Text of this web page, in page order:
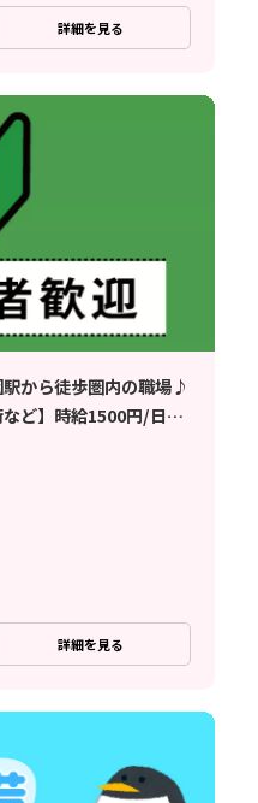
詳細を見る
駅から徒歩圏内の職場♪
ど】時給1500円/日勤
日休み/未経験歓迎/基
詳細を見る